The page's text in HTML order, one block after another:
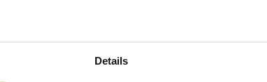
Details